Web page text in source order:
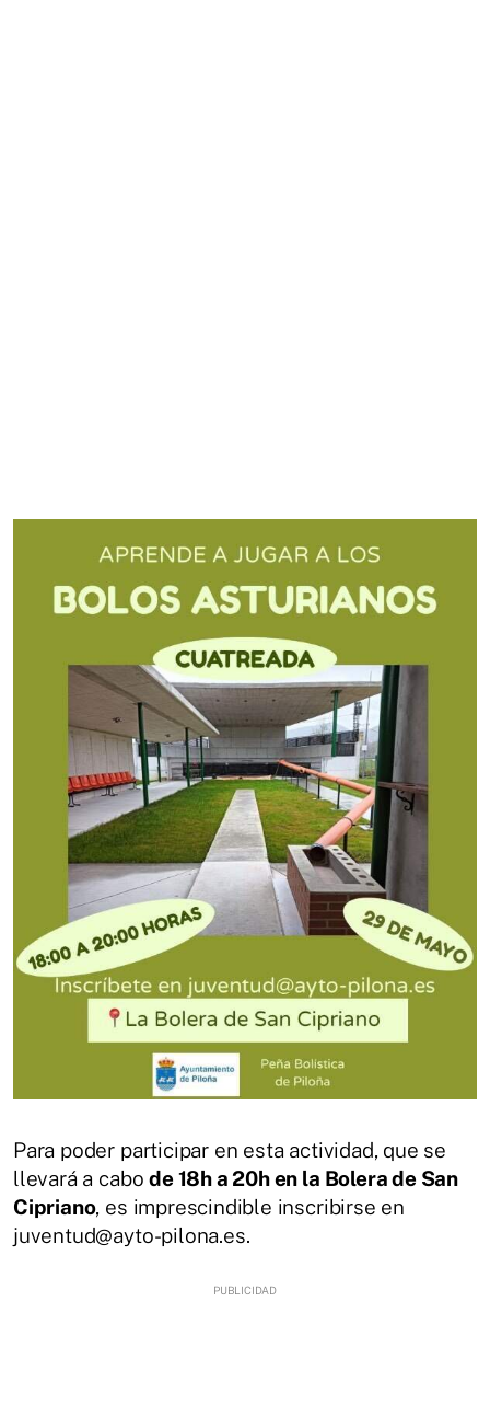
Para poder participar en esta actividad, que se
llevará a cabode 18h a 20h en la Bolera de San
Cipriano, es imprescindible inscribirse en
juventud@ayto-pilona.es.